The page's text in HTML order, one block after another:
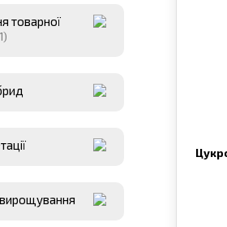
товарної
вирощування